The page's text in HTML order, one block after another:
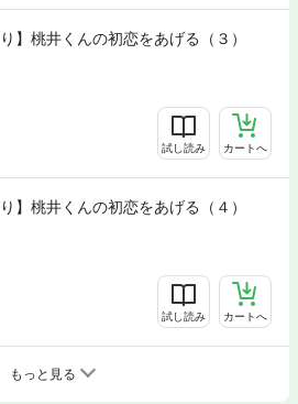
り】桃井くんの初恋をあげる（３）
試し読み カートへ
り】桃井くんの初恋をあげる（４）
試し読み カートへ
もっと見る